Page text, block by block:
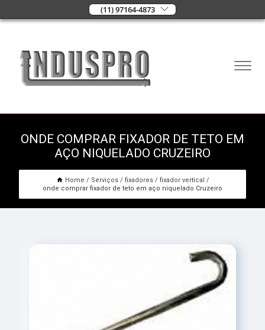
(11) 97164-4873
ONDE COMPRAR FIXADOR DE TETO EM
AÇO NIQUELADO CRUZEIRO
Home Serviços fixadores
fixador vertical
onde comprar fixador de teto em aço niquelado Cruzeiro